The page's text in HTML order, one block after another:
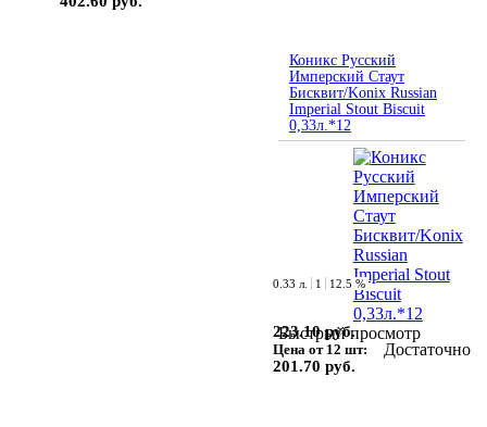
Коникс Русский
Имперский Стаут
Бисквит/Konix Russian
Imperial Stout Biscuit
0,33л.*12
Быстрый просмотр
0.33 л. 1 12.5 %
223.10 руб.
Цена от 12 шт:
201.70 руб.
Достаточно